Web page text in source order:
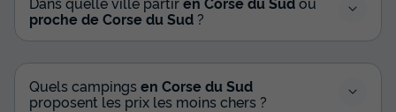
proche de Corse du Sud ?
Quels campings en Corse du Sud
proposent les prix les moins chers ?